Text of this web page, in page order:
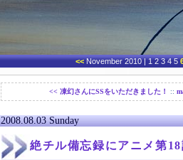
<< November 2010| 1 2 3 4 5
<< 凍幻さんにSSをいただきました！ ::
2008.08.03 Sunday
絶チル備忘録にアニメ第18